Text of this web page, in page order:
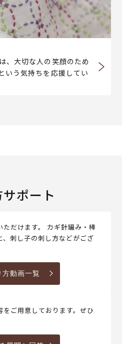
、大切な人の笑顔のため
いう気持ちを応援してい
ポート
だけます。 カギ針編み・棒
刺し子の刺し方などがござ
方動画一覧
ご用意しております。ぜひ